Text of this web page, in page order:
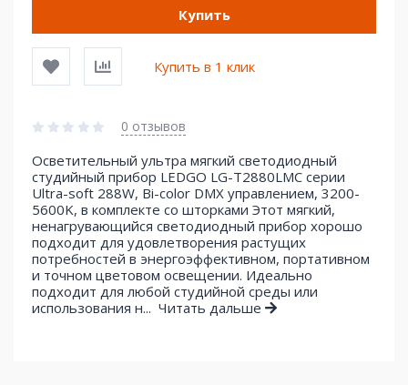
Купить
Купить в 1 клик
0 отзывов
Осветительный ультра мягкий светодиодный
студийный прибор LEDGO LG-T2880LMC серии
Ultra-soft 288W, Bi-color DMX управлением, 3200-
5600K, в комплекте сo шторками Этот мягкий,
ненагрувающийся светодиодный прибор хорошо
подходит для удовлетворения растущих
потребностей в энергоэффективном, портативном
и точном цветовом освещении. Идеально
подходит для любой студийной среды или
использования н... Читать дальше